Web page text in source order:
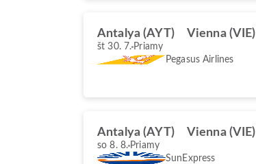
Antalya (AYT) Vienna (VIE)
št 30. 7. Priamy
Pegasus Airlines
Antalya (AYT) Vienna (VIE)
so 8. 8. Priamy
SunExpress